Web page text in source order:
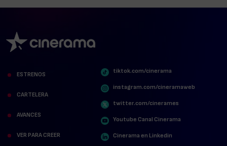
ESTRENOS
CARTELERA
AVANCES
VER PARA CREER
tiktok.com/cinerama
instagram.com/cineramaweb
twitter.com/cinerames
Youtube Canal Cinerama
Cinerama en Linkedin